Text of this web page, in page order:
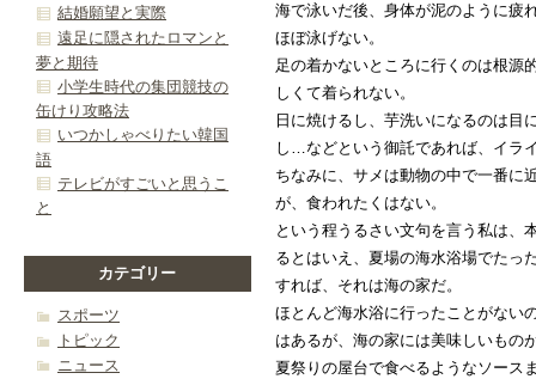
海で泳いだ後、身体が泥のように疲
ほぼ泳げない。
足の着かないところに行くのは根源
しくて着られない。
日に焼けるし、芋洗いになるのは目
し…などという御託であれば、イラ
ちなみに、サメは動物の中で一番に
が、食われたくはない。
という程うるさい文句を言う私は、
るとはいえ、夏場の海水浴場でたっ
すれば、それは海の家だ。
ほとんど海水浴に行ったことがない
はあるが、海の家には美味しいもの
夏祭りの屋台で食べるようなソース
結婚願望と実際
遠足に隠されたロマンと
夢と期待
小学生時代の集団競技の
缶けり攻略法
いつかしゃべりたい韓国
語
テレビがすごいと思うこ
と
カテゴリー
スポーツ
トピック
ニュース